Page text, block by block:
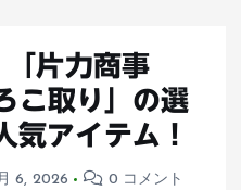
「片力商事
こ取り」の選
気アイテム！
6, 2026 0 コメント